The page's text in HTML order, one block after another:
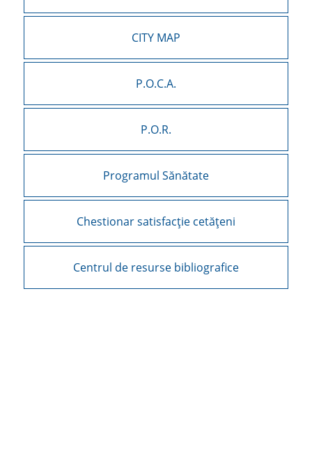
CITY MAP
P.O.C.A.
P.O.R.
Programul Sănătate
Chestionar satisfacție cetățeni
Centrul de resurse bibliografice